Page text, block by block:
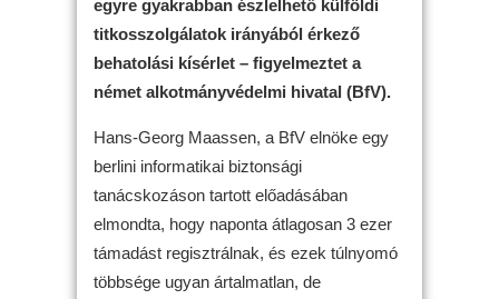
egyre gyakrabban észlelhető külföldi
titkosszolgálatok irányából érkező
behatolási kísérlet – figyelmeztet a
német alkotmányvédelmi hivatal (BfV).
Hans-Georg Maassen, a BfV elnöke egy
berlini informatikai biztonsági
tanácskozáson tartott előadásában
elmondta, hogy naponta átlagosan 3 ezer
támadást regisztrálnak, és ezek túlnyomó
többsége ugyan ártalmatlan, de